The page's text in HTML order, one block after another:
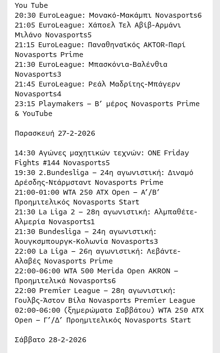
You Tube
20:30 EuroLeague: Μονακό-Μακάμπι Novasports6
21:05 EuroLeague: Χάποελ Τελ Αβίβ-Αρμάνι
Μιλάνο Novasports5
21:15 EuroLeague: Παναθηναϊκός AKTOR-Παρί
Novasports Prime
21:30 EuroLeague: Μπασκόνια-Βαλένθια
Novasports3
21:45 EuroLeague: Ρεάλ Μαδρίτης-Μπάγερν
Novasports4
23:15 Playmakers – Β’ μέρος Novasports Prime
& YouTube
Παρασκευή 27-2-2026
14:30 Αγώνες μαχητικών τεχνών: ONE Friday
Fights #144 Novasports5
19:30 2.Bundesliga – 24η αγωνιστική: Διναμό
Δρέσδης-Ντάρμσταντ Novasports Prime
21:00-01:00 WTA 250 ATX Open – Α’/Β’
Προημιτελικός Novasports Start
21:30 La Liga 2 – 28η αγωνιστική: Αλμπαθέτε-
Αλμερία Novasports1
21:30 Bundesliga – 24η αγωνιστική:
Άουγκσμπουργκ-Κολωνία Novasports3
22:00 La Liga – 26η αγωνιστική: Λεβάντε-
Αλαβές Novasports Prime
22:00-06:00 WTA 500 Merida Open AKRON –
Προημιτελικά Novasports6
22:00 Premier League – 28η αγωνιστική:
Γουλβς-Άστον Βίλα Novasports Premier League
02:00-06:00 (ξημερώματα Σαββάτου) WTA 250 ATX
Open – Γ’/Δ’ Προημιτελικός Novasports Start
Σάββατο 28-2-2026